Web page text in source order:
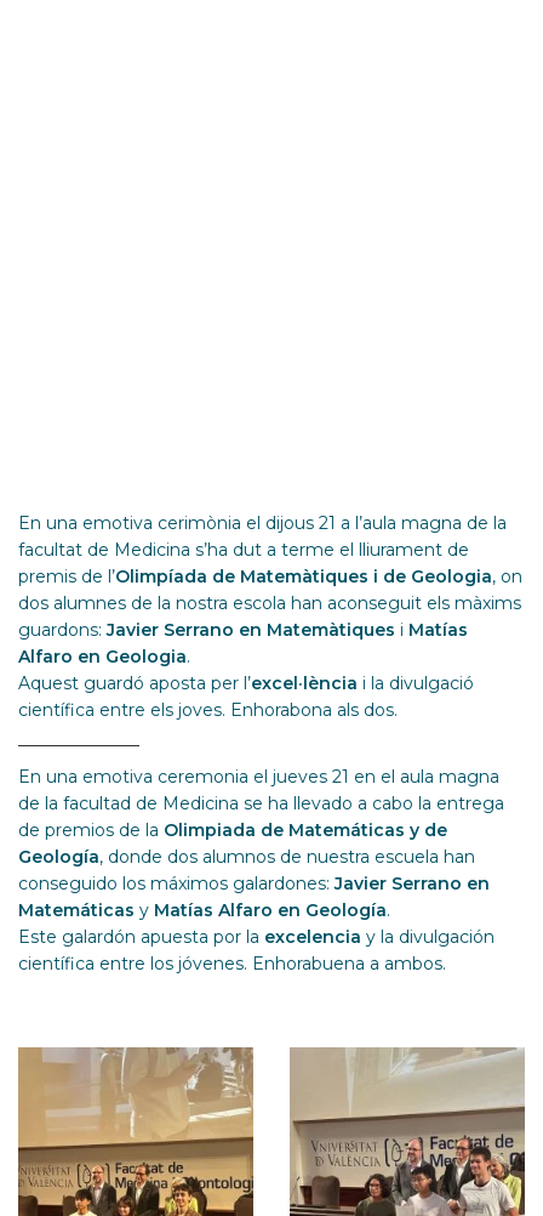
En una emotiva cerimònia el dijous 21 a l’aula magna de la
facultat de Medicina s’ha dut a terme el lliurament de
premis de l’Olimpíada de Matemàtiques i de Geologia, on
dos alumnes de la nostra escola han aconseguit els màxims
guardons:Javier Serrano en Matemàtiques i Matías
Alfaro en Geologia.
Aquest guardó aposta per l’excel·lència i la divulgació
científica entre els joves. Enhorabona als dos.
En una emotiva ceremonia el jueves 21 en el aula magna
de la facultad de Medicina se ha llevado a cabo la entrega
de premios de la Olimpiada de Matemáticas y de
Geología, donde dos alumnos de nuestra escuela han
conseguido los máximos galardones:Javier Serrano en
Matemáticas y Matías Alfaro en Geología.
Este galardón apuesta por la excelencia y la divulgación
científica entre los jóvenes. Enhorabuena a ambos.